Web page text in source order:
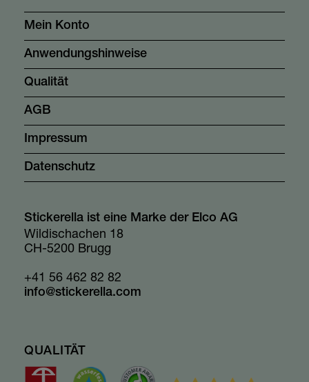
Mein Konto
Anwendungshinweise
Qualität
AGB
Impressum
Datenschutz
Stickerella ist eine Marke der Elco AG
Wildischachen 18
CH-5200 Brugg
+41 56 462 82 82
info@stickerella.com
QUALITÄT